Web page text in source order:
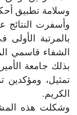
وسلامة تطبيق
وأسفرت النتائج
بالمرتبة
الشفاء قاسمي
بذلك جامعة
تمثيل، ومؤكدين
الكريم.
وشكلت هذه